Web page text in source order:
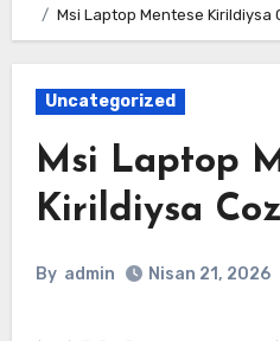
Msi Laptop Mentese Kirildiysa
Uncategorized
Msi Laptop
Kirildiysa
By admin Nisan 21, 2026